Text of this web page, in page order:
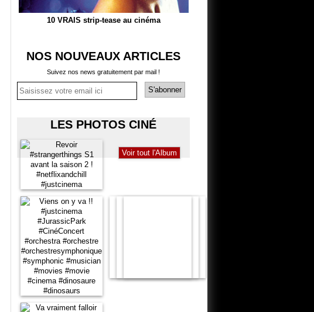
10 VRAIS strip-tease au cinéma
NOS NOUVEAUX ARTICLES
Suivez nos news gratuitement par mail !
LES PHOTOS CINÉ
Voir tout l'Album